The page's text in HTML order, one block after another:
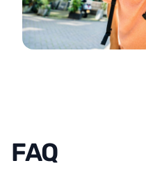
FAQ